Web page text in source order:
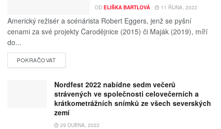
OD ELIŠKA BARTLOVÁ 11 ŘÍJNA, 2022
Americký režisér a scénárista Robert Eggers, jenž se pyšní
cenami za své projekty Čarodějnice (2015) či Maják (2019), míří
do...
POKRAČOVAT
Nordfest 2022 nabídne sedm večerů
strávených ve společnosti celovečerních a
krátkometrážních snímků ze všech severských
zemí
29 DUBNA, 2022